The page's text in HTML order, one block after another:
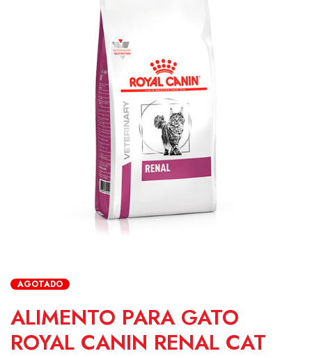
AGOTADO
ALIMENTO PARA GATO
ROYAL CANIN RENAL CAT